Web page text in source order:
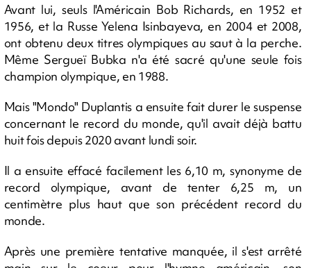
Avant lui, seuls l'Américain Bob Richards, en 1952 et
1956, et la Russe Yelena Isinbayeva, en 2004 et 2008,
ont obtenu deux titres olympiques au saut à la perche.
Même Sergueï Bubka n'a été sacré qu'une seule fois
champion olympique, en 1988.
Mais "Mondo" Duplantis a ensuite fait durer le suspense
concernant le record du monde, qu'il avait déjà battu
huit fois depuis 2020 avant lundi soir.
Il a ensuite effacé facilement les 6,10 m, synonyme de
record olympique, avant de tenter 6,25 m, un
centimètre plus haut que son précédent record du
monde.
Après une première tentative manquée, il s'est arrêté